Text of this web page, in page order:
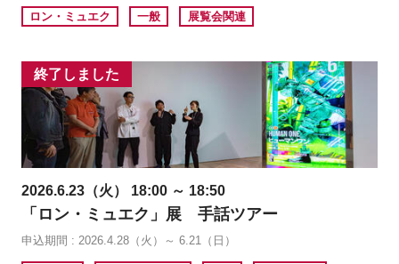
ロン・ミュエク 一般 展覧会関連
終了しました
2026.6.23（火） 18:00 ～ 18:50
「ロン・ミュエク」展 手話ツアー
申込期間 : 2026.4.28（火）～ 6.21（日）